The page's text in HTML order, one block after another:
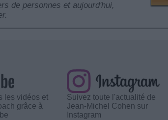
de personnes et aujourd'hui,
les vidéos et
grâce à
Suivez toute l'actualité de
Jean-Michel Cohen sur
Instagram